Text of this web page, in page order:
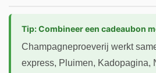
Tip: Combineer een cadeaubon
Champagneproeverij werkt
express, Pluimen, Kadopagina,